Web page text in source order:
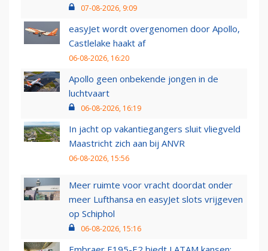
07-08-2026, 9:09
easyJet wordt overgenomen door Apollo,
Castlelake haakt af
06-08-2026, 16:20
Apollo geen onbekende jongen in de
luchtvaart
06-08-2026, 16:19
In jacht op vakantiegangers sluit vliegveld
Maastricht zich aan bij ANVR
06-08-2026, 15:56
Meer ruimte voor vracht doordat onder
meer Lufthansa en easyJet slots vrijgeven
op Schiphol
06-08-2026, 15:16